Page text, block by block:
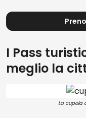
I Pass
meglio la
La cupola